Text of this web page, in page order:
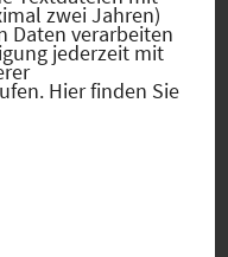
zwei Jahren)
Daten verarbeiten
jederzeit mit
Hier finden Sie